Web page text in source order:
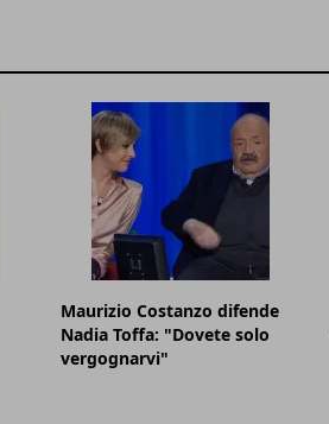
Maurizio Costanzo difende
Nadia Toffa: "Dovete solo
vergognarvi"